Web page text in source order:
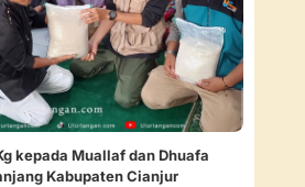
kepada Muallaf dan Dhuafa
Kabupaten Cianjur